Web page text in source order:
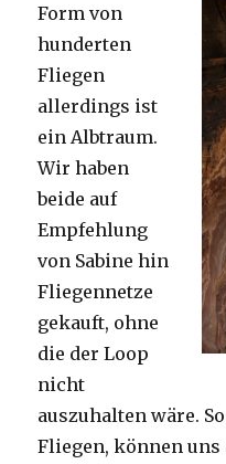
Form von
hunderten
Fliegen
allerdings ist
ein Albtraum.
Wir haben
beide auf
Empfehlung
von Sabine hin
Fliegennetze
gekauft, ohne
die der Loop
nicht
auszuhalten wäre.
Fliegen, können